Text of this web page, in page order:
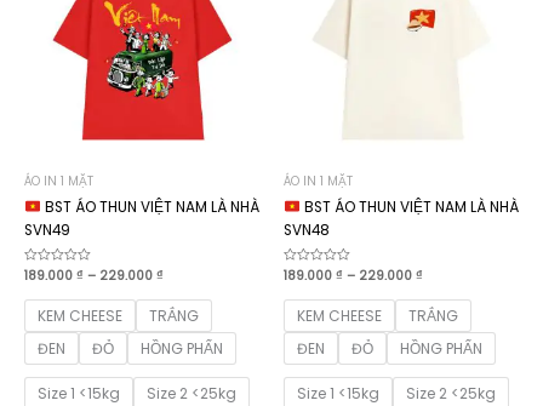
ÁO IN 1 MẶT
BST ÁO THUN VIỆT NAM LÀ NHÀ
SVN49
Được
hạng
sao
189.000 ₫ – 229.000 ₫
từ
189.000 ₫
đến
229.000 ₫
KEM CHEESE
TRẮNG
ĐEN
ĐỎ HỒNG PHẤN
Size 1 <15kg
Size 2 <25kg
ÁO IN 1 MẶT
BST ÁO THUN VIỆT NAM LÀ NHÀ
SVN48
Được
hạng
sao
189.000 ₫ – 229.000 ₫
từ
189.000 ₫
đến
229.000 ₫
KEM CHEESE
TRẮNG
ĐEN
ĐỎ HỒNG PHẤN
Size 1 <15kg
Size 2 <25kg